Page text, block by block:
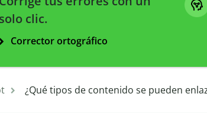
solo clic.
Corrector ortográfico
¿Qué tipos de contenido se pueden